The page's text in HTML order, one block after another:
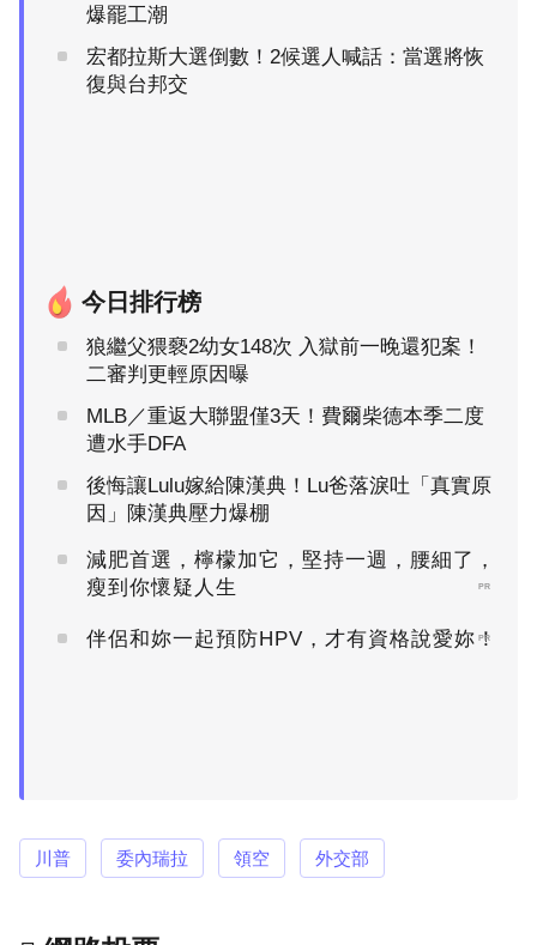
爆罷工潮
宏都拉斯大選倒數！2候選人喊話：當選將恢
復與台邦交
今日排行榜
狼繼父猥褻2幼女148次 入獄前一晚還犯案！
二審判更輕原因曝
MLB／重返大聯盟僅3天！費爾柴德本季二度
遭水手DFA
後悔讓Lulu嫁給陳漢典！Lu爸落淚吐「真實原
因」陳漢典壓力爆棚
減肥首選，檸檬加它，堅持一週，腰細了，
瘦到你懷疑人生
PR
伴侶和妳一起預防HPV，才有資格說愛妳！
PR
川普 委內瑞拉 領空 外交部